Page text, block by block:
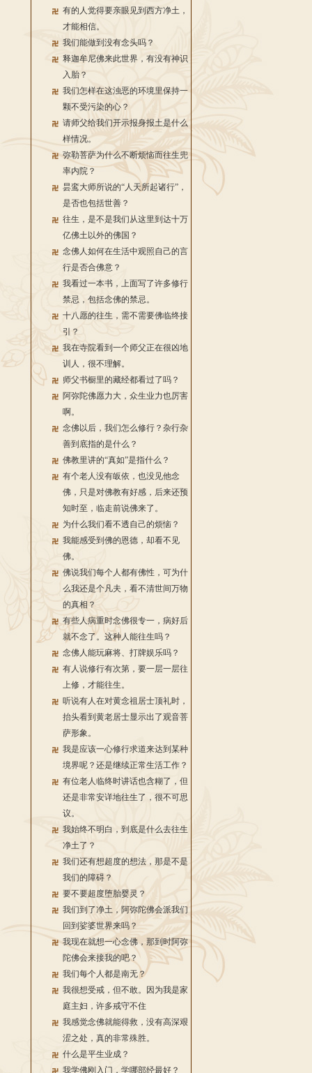
有的人觉得要亲眼见到西方净土，
才能相信。
我们能做到没有念头吗？
释迦牟尼佛来此世界，有没有神识
入胎？
我们怎样在这浊恶的环境里保持一
颗不受污染的心？
请师父给我们开示报身报土是什么
样情况。
弥勒菩萨为什么不断烦恼而往生兜
率内院？
昙鸾大师所说的“人天所起诸行”，
是否也包括世善？
往生，是不是我们从这里到达十万
亿佛土以外的佛国？
念佛人如何在生活中观照自己的言
行是否合佛意？
我看过一本书，上面写了许多修行
禁忌，包括念佛的禁忌。
十八愿的往生，需不需要佛临终接
引？
我在寺院看到一个师父正在很凶地
训人，很不理解。
师父书橱里的藏经都看过了吗？
阿弥陀佛愿力大，众生业力也厉害
啊。
念佛以后，我们怎么修行？杂行杂
善到底指的是什么？
佛教里讲的“真如”是指什么？
有个老人没有皈依，也没见他念
佛，只是对佛教有好感，后来还预
知时至，临走前说佛来了。
为什么我们看不透自己的烦恼？
我能感受到佛的恩德，却看不见
佛。
佛说我们每个人都有佛性，可为什
么我还是个凡夫，看不清世间万物
的真相？
有些人病重时念佛很专一，病好后
就不念了。这种人能往生吗？
念佛人能玩麻将、打牌娱乐吗？
有人说修行有次第，要一层一层往
上修，才能往生。
听说有人在对黄念祖居士顶礼时，
抬头看到黄老居士显示出了观音菩
萨形象。
我是应该一心修行求道来达到某种
境界呢？还是继续正常生活工作？
有位老人临终时讲话也含糊了，但
还是非常安详地往生了，很不可思
议。
我始终不明白，到底是什么去往生
净土了？
我们还有想超度的想法，那是不是
我们的障碍？
要不要超度堕胎婴灵？
我们到了净土，阿弥陀佛会派我们
回到娑婆世界来吗？
我现在就想一心念佛，那到时阿弥
陀佛会来接我的吧？
我们每个人都是南无？
我很想受戒，但不敢。因为我是家
庭主妇，许多戒守不住
我感觉念佛就能得救，没有高深艰
涩之处，真的非常殊胜。
什么是平生业成？
我学佛刚入门，学哪部经最好？